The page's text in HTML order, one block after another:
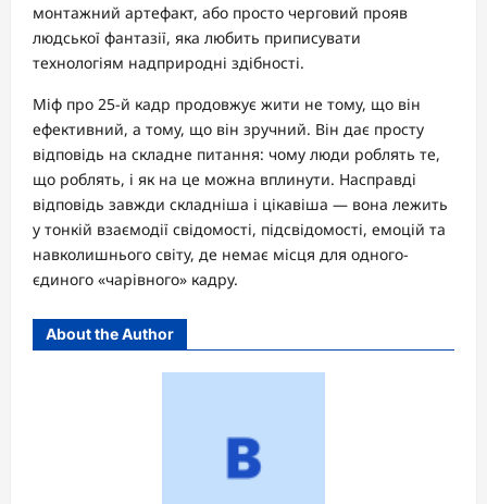
монтажний артефакт, або просто черговий прояв
людської фантазії, яка любить приписувати
технологіям надприродні здібності.
Міф про 25-й кадр продовжує жити не тому, що він
ефективний, а тому, що він зручний. Він дає просту
відповідь на складне питання: чому люди роблять те,
що роблять, і як на це можна вплинути. Насправді
відповідь завжди складніша і цікавіша — вона лежить
у тонкій взаємодії свідомості, підсвідомості, емоцій та
навколишнього світу, де немає місця для одного-
єдиного «чарівного» кадру.
About the Author